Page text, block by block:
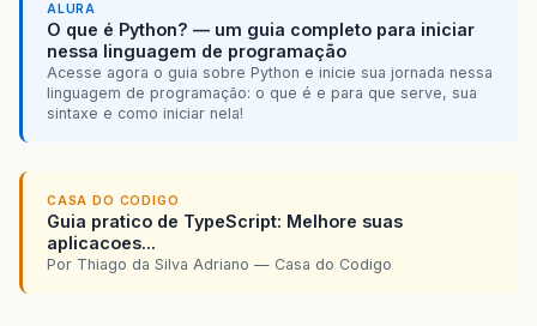
ALURA
O que é Python? — um guia completo para iniciar
nessa linguagem de programação
Acesse agora o guia sobre Python e inicie sua jornada nessa
linguagem de programação: o que é e para que serve, sua
sintaxe e como iniciar nela!
CASA DO CODIGO
Guia pratico de TypeScript: Melhore suas
aplicacoes...
Por Thiago da Silva Adriano — Casa do Codigo